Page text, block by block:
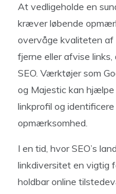
At vedligeholde en
kræver løbende
overvåge kvaliteten af
fjerne eller afvise
SEO. Værktøjer som
og Majestic kan
linkprofil og
opmærksomhed.
I en tid, hvor SEO’s
linkdiversitet en vigtig
holdbar online